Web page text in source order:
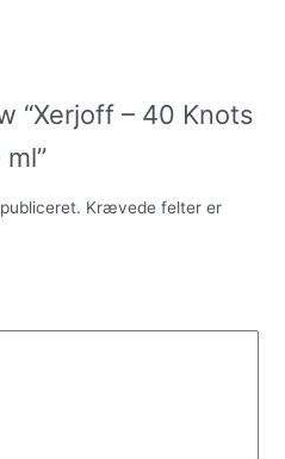
“Xerjoff – 40 Knots
Krævede felter er